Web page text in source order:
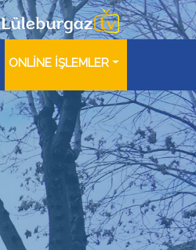
ONLİNE İŞLEMLER